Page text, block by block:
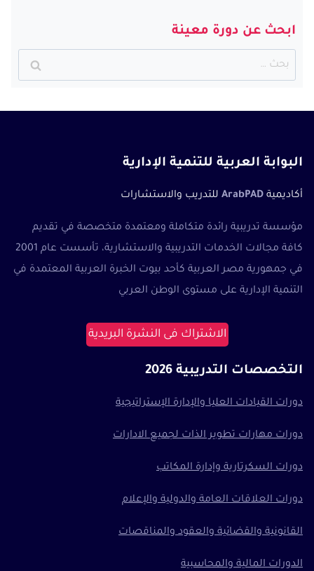
ابحث عن دورة معينة
البحث
عن:
البوابة العربية للتنمية الإدارية
أكاديمية ArabPAD للتدريب والاستشارات
مؤسسة تدريبية رائدة متكاملة ومعتمدة متخصصة في تقديم
كافة مجالات الخدمات التدريبية والاستشارية، تأسست عام 2001
في جمهورية مصر العربية كأحد بيوت الخبرة العربية المعتمدة في
التنمية الإدارية على مستوى الوطن العربي
الاشتراك فى النشرة البريدية
التخصصات التدريبية 2026
دورات القيادات العليا والإدارة الإستراتيجية
دورات مهارات تطوير الذات لجميع الادارات
دورات السكرتارية وإدارة المكاتب
دورات العلاقات العامة والدولية والإعلام
القانونية والقضائية والعقود والمناقصات
الدورات المالية والمحاسبية